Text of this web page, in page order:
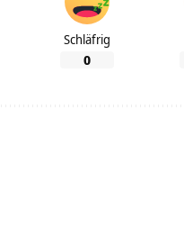
Schläfrig
0